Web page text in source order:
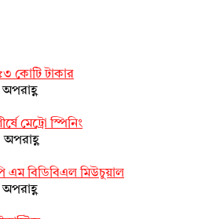
কোটি টাকার
মেট্রো স্পিনিং
এম বিডিবিএল মিউচুয়াল